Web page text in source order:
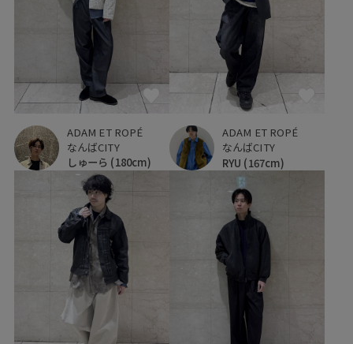
ADAM ET ROPÉ
なんばCITY
しゅーら (180cm)
ADAM ET ROPÉ
なんばCITY
RYU (167cm)